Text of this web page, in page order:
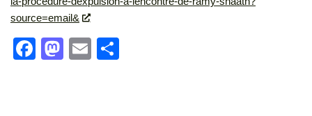
source=email&
Facebook
Mastodon
Email